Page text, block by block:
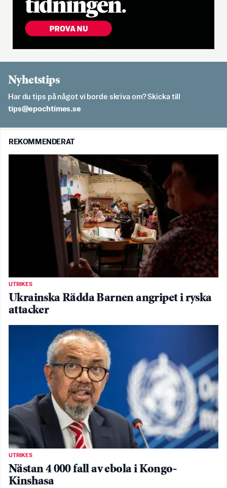
Nyhetstips
Har du tips på något vi borde skriva om? Skicka till
es.semithcope@spit
REKOMMENDERAT
UTRIKES
Ukrainska Rädda Barnen angripet i ryska
attacker
UTRIKES
Nästan 4 000 fall av ebola i Kongo-
Kinshasa